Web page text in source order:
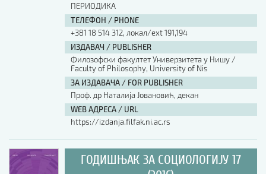
ПЕРИОДИКА
ТЕЛЕФОН / PHONE
+381 18 514 312, локал/ext 191,194
ИЗДАВАЧ / PUBLISHER
Филозофски факултет Универзитета у Нишу /
Faculty of Philosophy, University of Nis
ЗА ИЗДАВАЧА / FOR PUBLISHER
Проф. др Наталија Јовановић, декан
WEB АДРЕСА / URL
https://izdanja.filfak.ni.ac.rs
ГОДИШЊАК ЗА СОЦИОЛОГИЈУ 17